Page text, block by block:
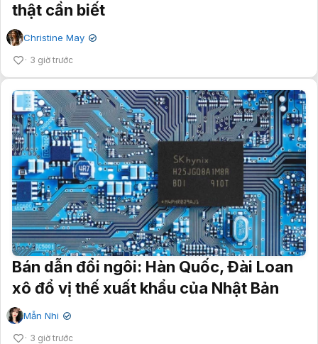
thật cần biết
Christine May ✔
3 giờ trước
Bán dẫn đổi ngôi: Hàn Quốc, Đài Loan
xô đổ vị thế xuất khẩu của Nhật Bản
Mẫn Nhi ✔
3 giờ trước